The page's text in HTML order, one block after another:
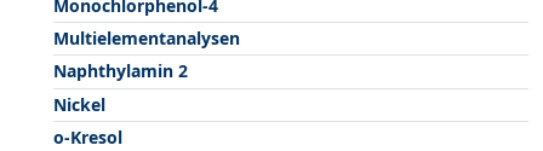
Monochlorphenol-4
Multielementanalysen
Naphthylamin 2
Nickel
o-Kresol